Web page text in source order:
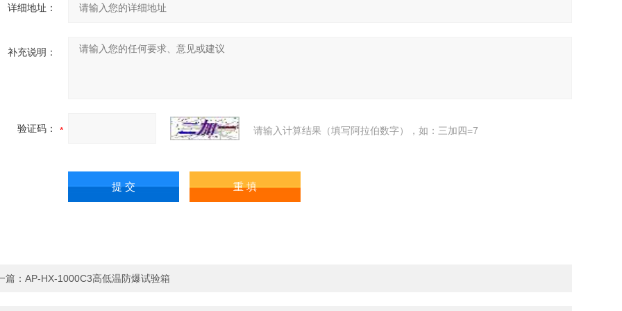
详细地址：
补充说明：
验证码： 请输入计算结果（填写阿拉伯数字），如：三加四=7
篇： AP-HX-1000C3高低温防爆试验箱